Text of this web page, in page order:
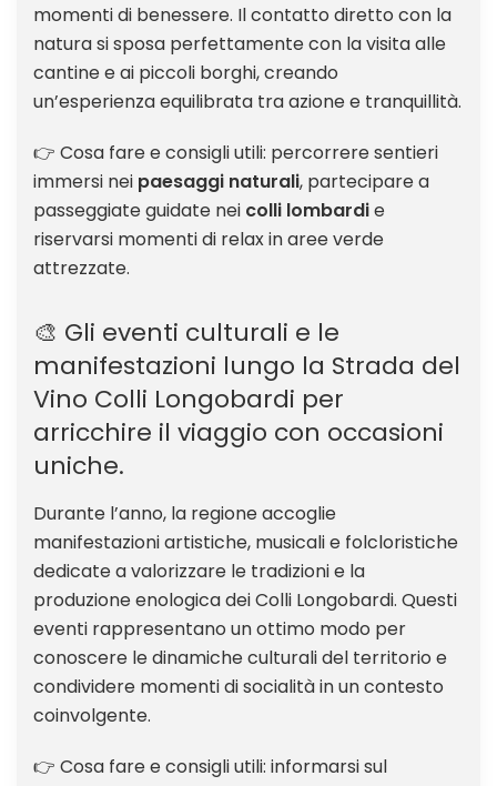
momenti di benessere. Il contatto diretto con la
natura si sposa perfettamente con la visita alle
cantine e ai piccoli borghi, creando
un’esperienza equilibrata tra azione e tranquillità.
👉 Cosa fare e consigli utili: percorrere sentieri
immersi nei paesaggi naturali, partecipare a
passeggiate guidate nei colli lombardie
riservarsi momenti di relax in aree verde
attrezzate.
🎨 Gli eventi culturali e le
manifestazioni lungo la Strada del
Vino Colli Longobardi per
arricchire il viaggio con occasioni
uniche.
Durante l’anno, la regione accoglie
manifestazioni artistiche, musicali e folcloristiche
dedicate a valorizzare le tradizioni e la
produzione enologica dei Colli Longobardi. Questi
eventi rappresentano un ottimo modo per
conoscere le dinamiche culturali del territorio e
condividere momenti di socialità in un contesto
coinvolgente.
👉 Cosa fare e consigli utili: informarsi sul